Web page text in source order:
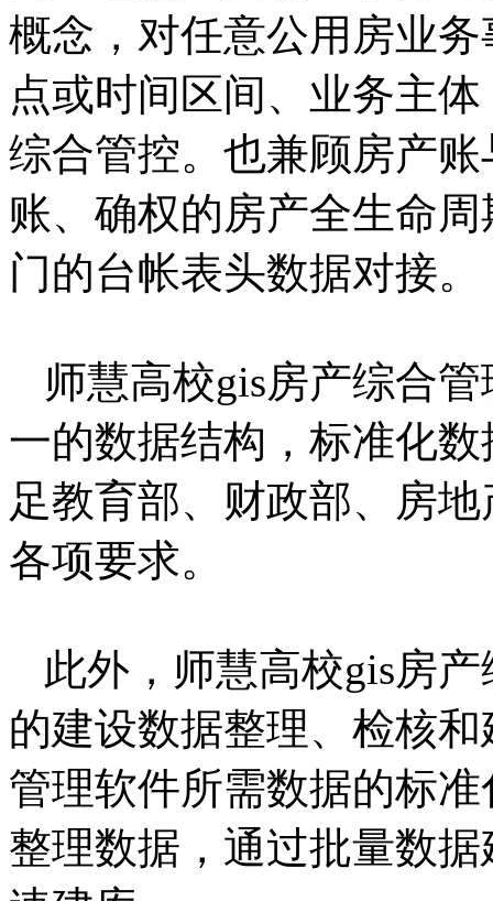
概念，对任意公用房业
点或时间区间、业务主
综合管控。也兼顾房产
账、确权的房产全生命
门的台帐表头数据对接。
师慧高校gis房产综合
一的数据结构，标准化
足教育部、财政部、房
各项要求。
此外，师慧高校gis房
的建设数据整理、检核
管理软件所需数据的标
整理数据，通过批量数